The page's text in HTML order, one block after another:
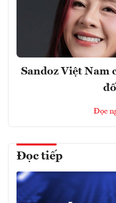
Sandoz Việt Nam
Đọc
Đọc tiếp